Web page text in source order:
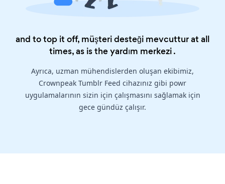
and to top it off, müşteri desteği mevcuttur at all
times, as is theyardım merkezi.
Ayrıca, uzman mühendislerden oluşan ekibimiz,
Crownpeak Tumblr Feed cihazınız gibi powr
uygulamalarının sizin için çalışmasını sağlamak için
gece gündüz çalışır.